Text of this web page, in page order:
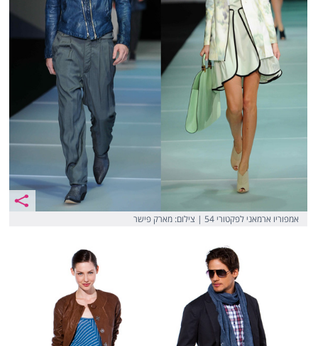
אמפוריו ארמאני לפקטורי 54 | צילום: ‎מארק פישר